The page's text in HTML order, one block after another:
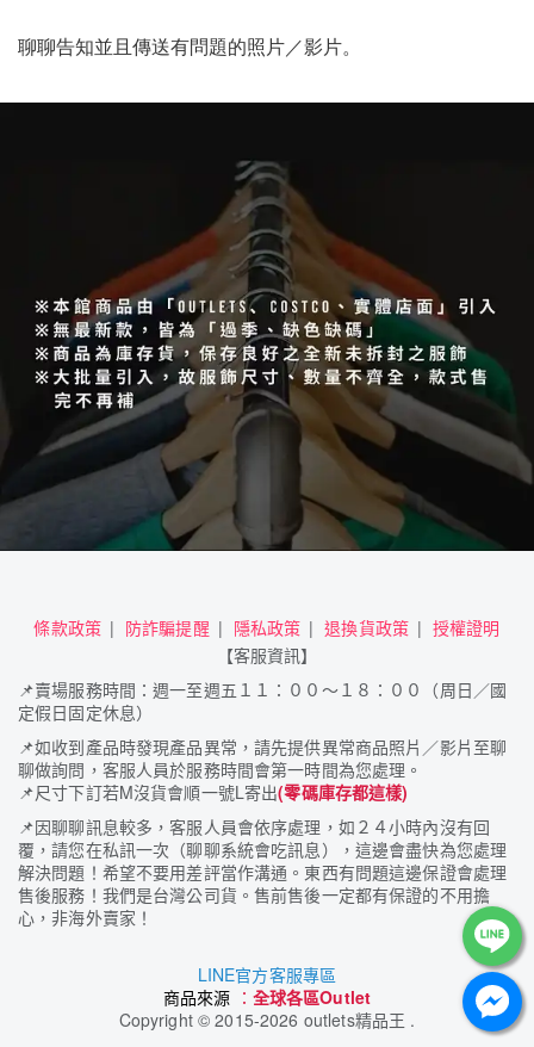
聊聊告知並且傳送有問題的照片／影片。
條款政策 防詐騙提醒 隱私政策 退換貨政策
授權證明
【客服資訊】
📌賣場服務時間：週一至週五１１：００～１８：００（周日／國
定假日固定休息）
📌如收到產品時發現產品異常，請先提供異常商品照片／影片至聊
聊做詢問，客服人員於服務時間會第一時間為您處理。
📌尺寸下訂若M沒貨會順一號L寄出(零碼庫存都這樣)
📌因聊聊訊息較多，客服人員會依序處理，如２４小時內沒有回
覆，請您在私訊一次（聊聊系統會吃訊息），這邊會盡快為您處理
解決問題！希望不要用差評當作溝通。東西有問題這邊保證會處理
售後服務！我們是台灣公司貨。售前售後一定都有保證的不用擔
心，非海外賣家！
LINE官方客服專區
商品來源 ： 全球各區Outlet
Copyright© 2015-2026 outlets精品王 .